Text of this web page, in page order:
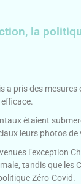
la
a pris des
étaient
leurs photos
l’exception
tandis que les
Zéro-Covid.